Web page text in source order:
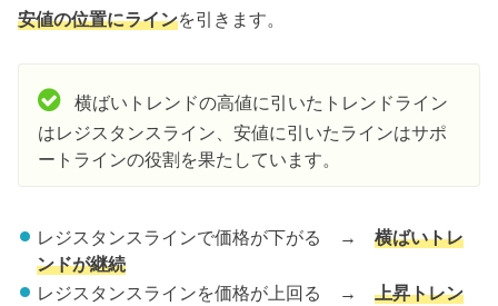
安値の位置にラインを引きます。
横ばいトレンドの高値に引いたトレンドライン
はレジスタンスライン、安値に引いたラインはサポ
ートラインの役割を果たしています。
レジスタンスラインで価格が下がる → 横ばいトレ
ンドが継続
レジスタンスラインを価格が上回る → 上昇トレン